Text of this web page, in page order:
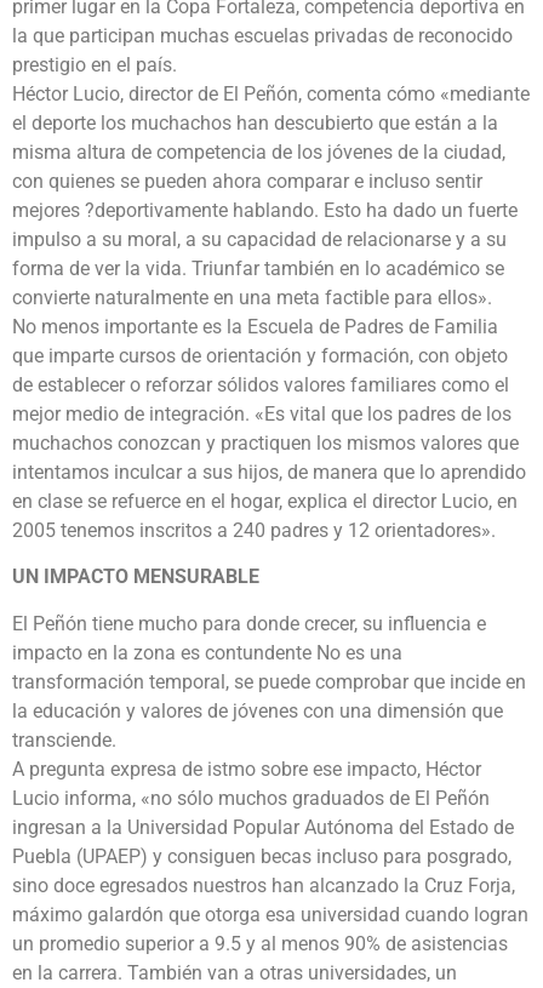
primer lugar en la Copa Fortaleza, competencia deportiva en
la que participan muchas escuelas privadas de reconocido
prestigio en el país.
Héctor Lucio, director de El Peñón, comenta cómo «mediante
el deporte los muchachos han descubierto que están a la
misma altura de competencia de los jóvenes de la ciudad,
con quienes se pueden ahora comparar e incluso sentir
mejores ?deportivamente hablando. Esto ha dado un fuerte
impulso a su moral, a su capacidad de relacionarse y a su
forma de ver la vida. Triunfar también en lo académico se
convierte naturalmente en una meta factible para ellos».
No menos importante es la Escuela de Padres de Familia
que imparte cursos de orientación y formación, con objeto
de establecer o reforzar sólidos valores familiares como el
mejor medio de integración. «Es vital que los padres de los
muchachos conozcan y practiquen los mismos valores que
intentamos inculcar a sus hijos, de manera que lo aprendido
en clase se refuerce en el hogar, explica el director Lucio, en
2005 tenemos inscritos a 240 padres y 12 orientadores».
UN IMPACTO MENSURABLE
El Peñón tiene mucho para donde crecer, su influencia e
impacto en la zona es contundente No es una
transformación temporal, se puede comprobar que incide en
la educación y valores de jóvenes con una dimensión que
transciende.
A pregunta expresa de istmo sobre ese impacto, Héctor
Lucio informa, «no sólo muchos graduados de El Peñón
ingresan a la Universidad Popular Autónoma del Estado de
Puebla (UPAEP) y consiguen becas incluso para posgrado,
sino doce egresados nuestros han alcanzado la Cruz Forja,
máximo galardón que otorga esa universidad cuando logran
un promedio superior a 9.5 y al menos 90% de asistencias
en la carrera. También van a otras universidades, un